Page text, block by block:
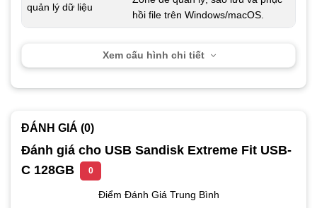
quản lý dữ liệu
hồi file trên Windows/macOS.
Xem cấu hình chi tiết
ĐÁNH GIÁ (0)
Đánh giá cho USB Sandisk Extreme Fit USB-
C 128GB
0
Điểm Đánh Giá Trung Bình